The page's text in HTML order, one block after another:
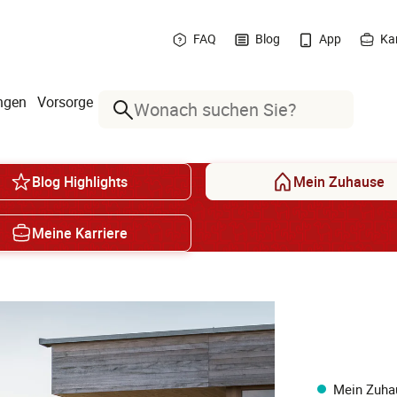
FAQ Blog App
Vorsorge
Suche
Blog Highlights Mein Zuhause
Meine Karriere
Mein